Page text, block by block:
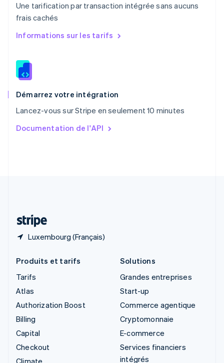
Une tarification par transaction intégrée sans aucuns
frais cachés
Informations sur les tarifs
Démarrez votre intégration
Lancez-vous sur Stripe en seulement 10 minutes
Documentation de l'API
Luxembourg (Français)
PortuguêsEnglish
R.A.S. de Hong Kong, Chine
English
Roumanie
Royaume-Uni
English
English简体中文
English
Produits et tarifs
Tarifs
Atlas
Authorization Boost
Billing
Capital
Checkout
Solutions
Grandes entreprises
Start-up
Commerce agentique
Cryptomonnaie
E-commerce
Services financiers
intégrés